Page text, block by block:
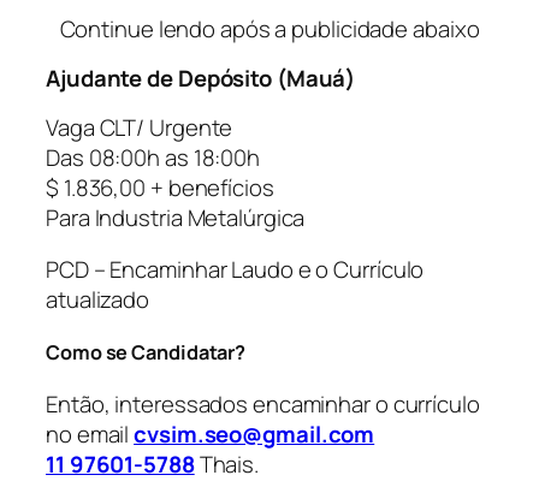
Continue lendo após a publicidade abaixo
Ajudante de Depósito (Mauá)
Vaga CLT/ Urgente
Das 08:00h as 18:00h
$ 1.836,00 + benefícios
Para Industria Metalúrgica
PCD – Encaminhar Laudo e o Currículo
atualizado
Como se Candidatar?
Então, interessados encaminhar o currículo
no emailcvsim.seo@gmail.com
11 97601-5788Thais.